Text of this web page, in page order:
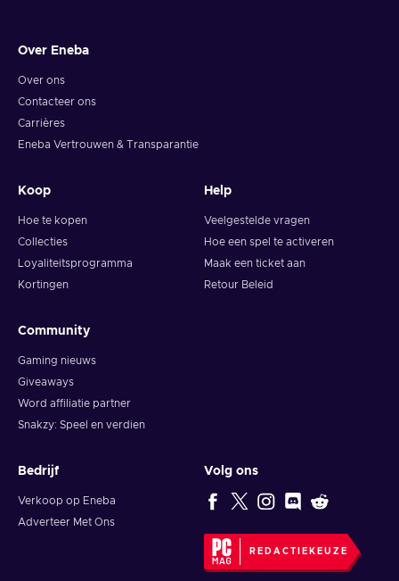
Over Eneba
Over ons
Contacteer ons
Carrières
Eneba Vertrouwen & Transparantie
Koop
Hoe te kopen
Collecties
Loyaliteitsprogramma
Kortingen
Help
Veelgestelde vragen
Hoe een spel te activeren
Maak een ticket aan
Retour Beleid
Community
Gaming nieuws
Giveaways
Word affiliatie partner
Snakzy: Speel en verdien
Bedrijf
Verkoop op Eneba
Adverteer Met Ons
Volg ons
REDACTIEKEUZE